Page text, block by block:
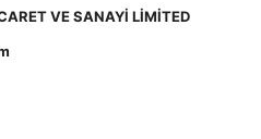
VE SANAYİ LİMİTED